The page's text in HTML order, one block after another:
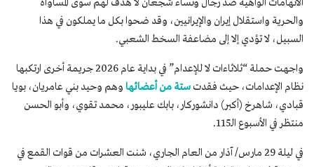
والحرية واستقلال إيران والإيرانيين، وقد ضحوا بكل ما يملكون في هذا
السبيل، لا تؤدي إلا إلى مضاعفة السخط الشعبي.
واجهت حملة “ثلاثاءات لا للإعدام” في بداية عام 2026 جريمة أخرى ارتكبها
نظام الإعدامات، حيث فقدت ستة من أعضائها وهم وحيد بني عامريان، بويا
قبادي، شاهرخ (أكبر) دانشوركار، بابك عليبور، محمد تقوي، وأبو الحسن
منتظر في الأسبوع الـ115.
في ليلة 29 مارس/ آذار من العام الجاري، شنت العشرات من قوات القمع في